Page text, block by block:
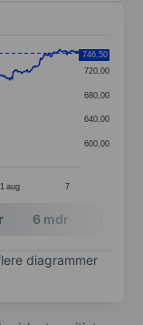
Data
aug 7
600,00
640,00
680,00
720,00
746,50
6 mdr
diagrammer